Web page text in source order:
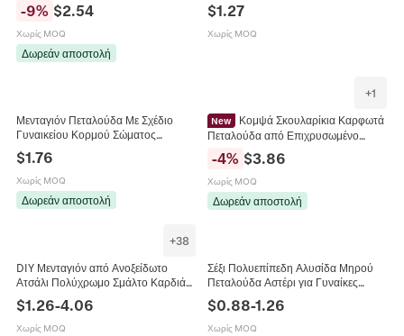
Πεταλούδα Αστέρι Νόμισμα Φούντα
Σέξι Αλυσίδα Κοιλιάς για Παραλία
Πάρτι Κοσμήματα
-9% $2.54
Χωρίς MOQ
Δωρεάν αποστολή
Κομψά Κρεμαστά Σκουλαρίκια με
Στρας για Γυναίκες
$1.27
Χωρίς MOQ
Μενταγιόν Πεταλούδα Με Σχέδιο
Γυναικείου Κορμού Σώματος
Κοσμήματα Από Τιτάνιο Για Γυναίκες
Αλυσίδα Κλείδας
$1.76
Χωρίς MOQ
Δωρεάν αποστολή
+1
New
Κομψά Σκουλαρίκια Καρφωτά
Πεταλούδα από Επιχρυσωμένο
Χαλκό Με Ζιργκόν Και Σμάλτο
Γυναικεία Κοσμήματα Μόδας
-4% $3.86
Χωρίς MOQ
Δωρεάν αποστολή
+38
DIY Μενταγιόν από Ανοξείδωτο
Ατσάλι Πολύχρωμο Σμάλτο Καρδιά
Λουλούδι Πεταλούδα Ψάρι Κοχύλι
Σχήματα Χρυσά Αξεσουάρ
Κοσμημάτων
$1.26-4.06
Χωρίς MOQ
Σέξι Πολυεπίπεδη Αλυσίδα Μηρού
Πεταλούδα Αστέρι για Γυναίκες
Χρυσό Ασημί Ελαστικό Δαχτυλίδι
Ποδιού Κοσμήματα Σώματος Πάρτι
$0.88-1.26
Χωρίς MOQ